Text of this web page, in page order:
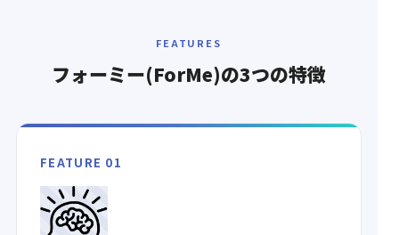
FEATURES
フォーミー(ForMe)の3つの特徴
FEATURE 01